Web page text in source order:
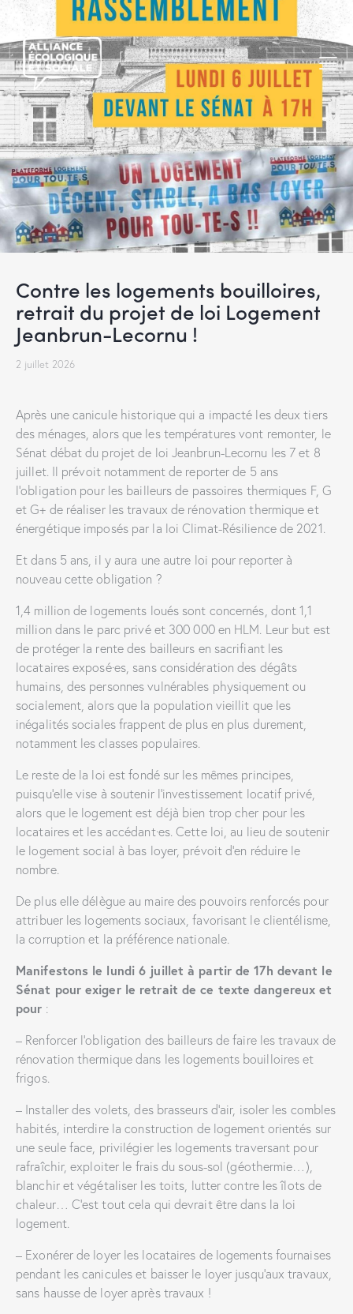
Contre les logements bouilloires,
retrait du projet de loi Logement
Jeanbrun-Lecornu !
2 juillet 2026
Après une canicule historique qui a impacté les deux tiers
des ménages, alors que les températures vont remonter, le
Sénat débat du projet de loi Jeanbrun-Lecornu les 7 et 8
juillet. Il prévoit notamment de reporter de 5 ans
l’obligation pour les bailleurs de passoires thermiques F, G
et G+ de réaliser les travaux de rénovation thermique et
énergétique imposés par la loi Climat-Résilience de 2021.
Et dans 5 ans, il y aura une autre loi pour reporter à
nouveau cette obligation ?
1,4 million de logements loués sont concernés, dont 1,1
million dans le parc privé et 300 000 en HLM. Leur but est
de protéger la rente des bailleurs en sacrifiant les
locataires exposé·es, sans considération des dégâts
humains, des personnes vulnérables physiquement ou
socialement, alors que la population vieillit que les
inégalités sociales frappent de plus en plus durement,
notamment les classes populaires.
Le reste de la loi est fondé sur les mêmes principes,
puisqu’elle vise à soutenir l’investissement locatif privé,
alors que le logement est déjà bien trop cher pour les
locataires et les accédant·es. Cette loi, au lieu de soutenir
le logement social à bas loyer, prévoit d’en réduire le
nombre.
De plus elle délègue au maire des pouvoirs renforcés pour
attribuer les logements sociaux, favorisant le clientélisme,
la corruption et la préférence nationale.
Manifestons le lundi 6 juillet à partir de 17h devant le
Sénat pour exiger le retrait de ce texte dangereux et
pour :
– Renforcer l’obligation des bailleurs de faire les travaux de
rénovation thermique dans les logements bouilloires et
frigos.
– Installer des volets, des brasseurs d’air, isoler les combles
habités, interdire la construction de logement orientés sur
une seule face, privilégier les logements traversant pour
rafraîchir, exploiter le frais du sous-sol (géothermie…),
blanchir et végétaliser les toits, lutter contre les îlots de
chaleur… C’est tout cela qui devrait être dans la loi
logement.
– Exonérer de loyer les locataires de logements fournaises
pendant les canicules et baisser le loyer jusqu’aux travaux,
sans hausse de loyer après travaux !